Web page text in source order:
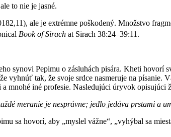
ale to nie je jasné.
ale je extrémne poškodený. Množstvo
Book of Sirach at Sirach 38:24–39:11.
synovi Pepimu o zásluhách pisára. Kheti hovorí
vyhnúť tak, že svoje srdce nasmeruje na písanie.
iné profesie. Nasledujúci úryvok opisujúci
meranie je nesprávne; jedlo jedáva prstami a
sa hovorí, aby „myslel vážne“, „vyhýbal sa